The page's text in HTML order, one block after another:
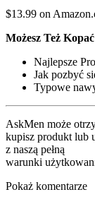
$13.99 on
Możesz Też
Najlepsze
Jak pozbyć
Typowe
AskMen może
kupisz produkt lub
z naszą pełną
warunki
Pokaż komentarze